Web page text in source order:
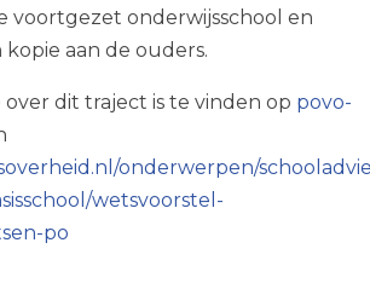
voortgezet onderwijsschool en
aan de ouders.
dit traject is te vinden op povo-
onderwerpen/
wetsvoorstel-
po